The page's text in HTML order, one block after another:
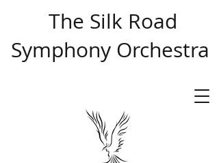
​ The Silk Road
Symphony Orchestra